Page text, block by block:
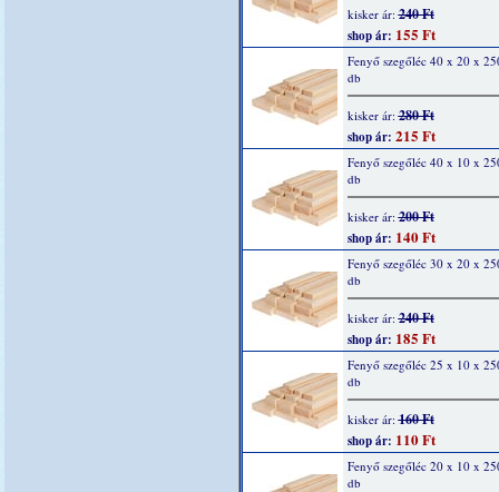
kisker ár:240 Ft
shop ár: 155 Ft
Fenyő szegőléc 40 x 20 x
db
kisker ár:280 Ft
shop ár: 215 Ft
Fenyő szegőléc 40 x 10 x
db
kisker ár:200 Ft
shop ár: 140 Ft
Fenyő szegőléc 30 x 20 x
db
kisker ár:240 Ft
shop ár: 185 Ft
Fenyő szegőléc 25 x 10 x
db
kisker ár:160 Ft
shop ár: 110 Ft
Fenyő szegőléc 20 x 10 x
db